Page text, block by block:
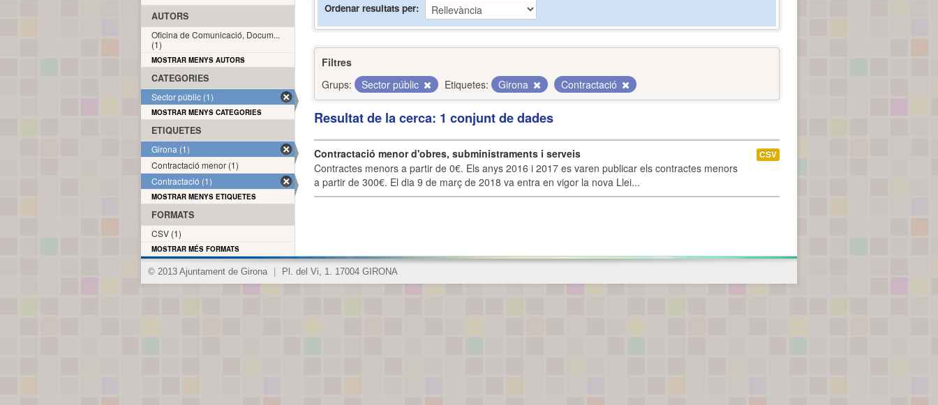
Ordenar resultats per
Filtres
Grups:
Sector públic Etiquetes: Girona Contractació
Resultat de la cerca: 1 conjunt de dades
Contractació menor d'obres, subministraments i serveis
Contractes menors a partir de 0€. Els anys 2016 i 2017 es varen publicar els contractes menors
a partir de 300€. El dia 9 de març de 2018 va entra en vigor la nova Llei...
CSV
AUTORS
Oficina de Comunicació, Docum...
(1)
MOSTRAR MENYS AUTORS
CATEGORIES
Sector públic (1)
MOSTRAR MENYS CATEGORIES
ETIQUETES
Girona (1)
Contractació menor (1)
Contractació (1)
MOSTRAR MENYS ETIQUETES
FORMATS
CSV (1)
MOSTRAR MÉS FORMATS
© 2013 Ajuntament de Girona Pl. del Vi, 1. 17004 GIRONA